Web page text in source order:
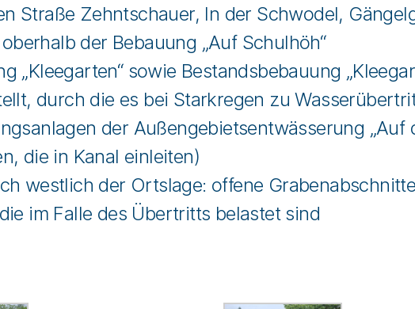
Straße Zehntschauer, In der Schwodel,
der Bebauung „Auf Schulhöh“
„Kleegarten“ sowie Bestandsbebauung
durch die es bei Starkregen zu
der Außengebietsentwässerung „Auf
die in Kanal einleiten)
westlich der Ortslage: offene
im Falle des Übertritts belastet sind